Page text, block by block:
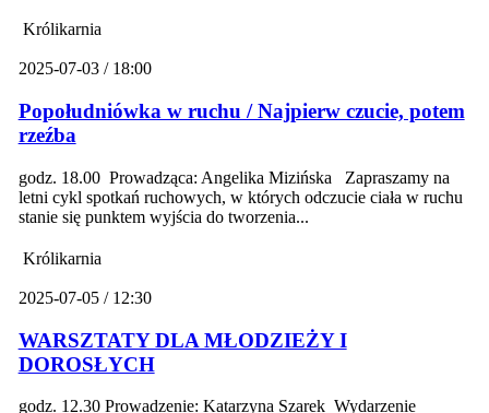
Królikarnia
2025-07-03 / 18:00
Popołudniówka w ruchu / Najpierw czucie, potem
rzeźba
godz. 18.00 Prowadząca: Angelika Mizińska Zapraszamy na
letni cykl spotkań ruchowych, w których odczucie ciała w ruchu
stanie się punktem wyjścia do tworzenia...
Królikarnia
2025-07-05 / 12:30
WARSZTATY DLA MŁODZIEŻY I
DOROSŁYCH
godz. 12.30 Prowadzenie: Katarzyna Szarek Wydarzenie